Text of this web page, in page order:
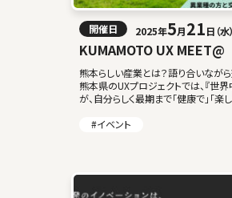
KUMAMOTO UX MEET@
開催日 2025年5月21日（水）
熊本らしい産業とは？語り合いなが
熊本県のUXプロジェクトでは、『世
が、自分らしく最期まで「健康で」「楽しく
を、ここ熊本から生み出すことを目指
#イベント